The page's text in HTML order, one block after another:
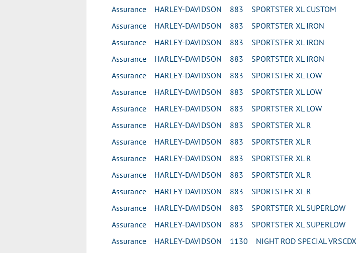
Assurance HARLEY-DAVIDSON 883 SPORTSTER XL CUSTOM
Assurance HARLEY-DAVIDSON 883 SPORTSTER XL IRON
Assurance HARLEY-DAVIDSON 883 SPORTSTER XL IRON
Assurance HARLEY-DAVIDSON 883 SPORTSTER XL IRON
Assurance HARLEY-DAVIDSON 883 SPORTSTER XL LOW
Assurance HARLEY-DAVIDSON 883 SPORTSTER XL LOW
Assurance HARLEY-DAVIDSON 883 SPORTSTER XL LOW
Assurance HARLEY-DAVIDSON 883 SPORTSTER XL R
Assurance HARLEY-DAVIDSON 883 SPORTSTER XL R
Assurance HARLEY-DAVIDSON 883 SPORTSTER XL R
Assurance HARLEY-DAVIDSON 883 SPORTSTER XL R
Assurance HARLEY-DAVIDSON 883 SPORTSTER XL R
Assurance HARLEY-DAVIDSON 883 SPORTSTER XL SUPERLOW
Assurance HARLEY-DAVIDSON 883 SPORTSTER XL SUPERLOW
Assurance HARLEY-DAVIDSON 1130 NIGHT ROD SPECIAL VRSCDX